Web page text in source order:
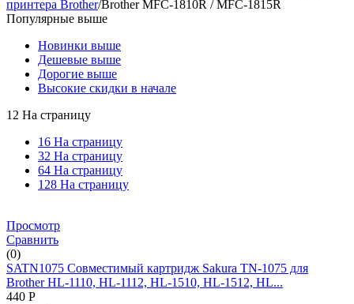
принтера Brother/Brother MFC-1810R / MFC-1815R
Популярные выше
Новинки выше
Дешевые выше
Дорогие выше
Высокие скидки в начале
12 На страницу
16 На страницу
32 На страницу
64 На страницу
128 На страницу
Просмотр
Сравнить
(0)
SATN1075 Совместимый картридж Sakura TN-1075 для
Brother HL-1110, HL-1112, HL-1510, HL-1512, HL...
440 Р